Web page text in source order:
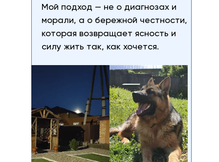
Мой подход — не о диагнозах и
морали, а о бережной честности,
которая возвращает ясность и
силу жить так, как хочется.